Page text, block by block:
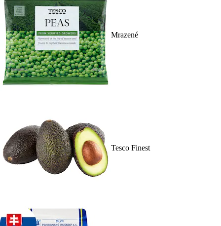
Mrazené
Tesco Finest